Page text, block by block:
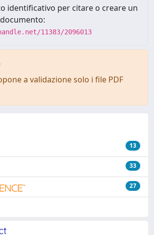
identificativo per citare o creare un
11383/2096013
a validazione solo i file PDF
13
33
27